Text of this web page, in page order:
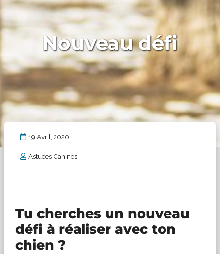
Nouveau défi
19 Avril, 2020
Astuces Canines
Tu cherches un nouveau
défi à réaliser avec ton
chien ?